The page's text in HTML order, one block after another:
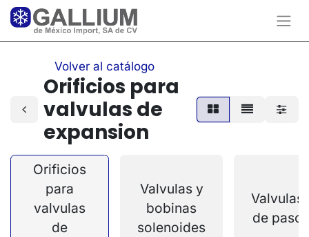
Volver al catálogo
Orificios para
valvulas de
expansion
Orificios
para
valvulas
de
Valvulas y
bobinas
solenoides
Valvulas
de paso